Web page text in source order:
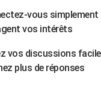
vous simplement
vos intérêts
vos discussions
plus de réponses